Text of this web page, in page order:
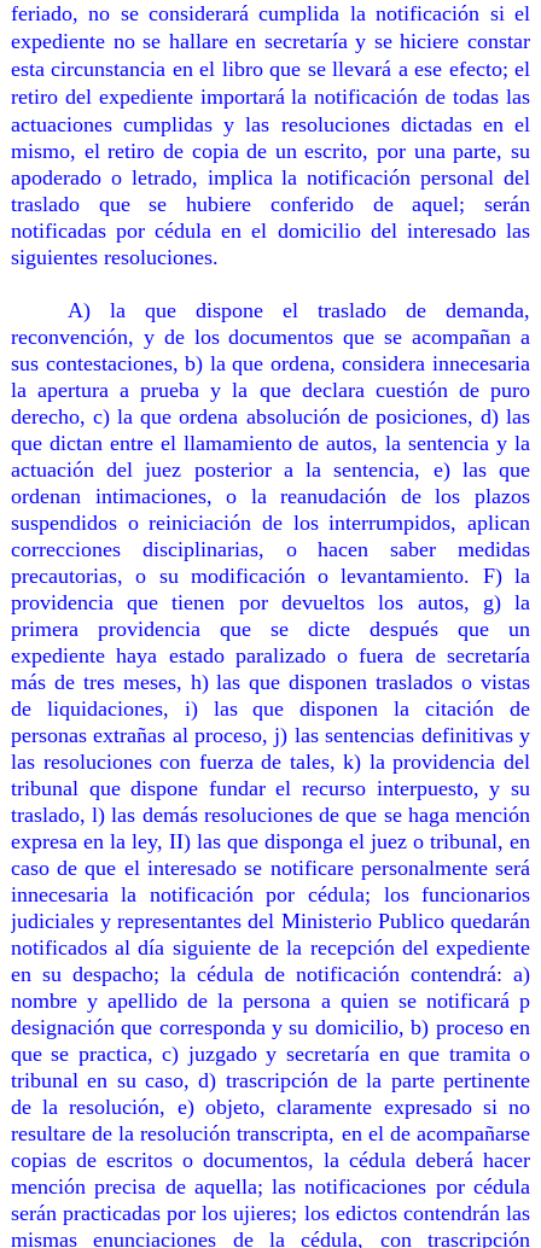
feriado, no se considerará cumplida la notificación si el
expediente no se hallare en secretaría y se hiciere constar
esta circunstancia en el libro que se llevará a ese efecto; el
retiro del expediente importará la notificación de todas las
actuaciones cumplidas y las resoluciones dictadas en el
mismo, el retiro de copia de un escrito, por una parte, su
apoderado o letrado, implica la notificación personal del
traslado que se hubiere conferido de aquel; serán
notificadas por cédula en el domicilio del interesado las
siguientes resoluciones.
A) la que dispone el traslado de demanda,
reconvención, y de los documentos que se acompañan a
sus contestaciones, b) la que ordena, considera innecesaria
la apertura a prueba y la que declara cuestión de puro
derecho, c) la que ordena absolución de posiciones, d) las
que dictan entre el llamamiento de autos, la sentencia y la
actuación del juez posterior a la sentencia, e) las que
ordenan intimaciones, o la reanudación de los plazos
suspendidos o reiniciación de los interrumpidos, aplican
correcciones disciplinarias, o hacen saber medidas
precautorias, o su modificación o levantamiento. F) la
providencia que tienen por devueltos los autos, g) la
primera providencia que se dicte después que un
expediente haya estado paralizado o fuera de secretaría
más de tres meses, h) las que disponen traslados o vistas
de liquidaciones, i) las que disponen la citación de
personas extrañas al proceso, j) las sentencias definitivas y
las resoluciones con fuerza de tales, k) la providencia del
tribunal que dispone fundar el recurso interpuesto, y su
traslado, l) las demás resoluciones de que se haga mención
expresa en la ley, II) las que disponga el juez o tribunal, en
caso de que el interesado se notificare personalmente será
innecesaria la notificación por cédula; los funcionarios
judiciales y representantes del Ministerio Publico quedarán
notificados al día siguiente de la recepción del expediente
en su despacho; la cédula de notificación contendrá: a)
nombre y apellido de la persona a quien se notificará p
designación que corresponda y su domicilio, b) proceso en
que se practica, c) juzgado y secretaría en que tramita o
tribunal en su caso, d) trascripción de la parte pertinente
de la resolución, e) objeto, claramente expresado si no
resultare de la resolución transcripta, en el de acompañarse
copias de escritos o documentos, la cédula deberá hacer
mención precisa de aquella; las notificaciones por cédula
serán practicadas por los ujieres; los edictos contendrán las
mismas enunciaciones de la cédula, con trascripción